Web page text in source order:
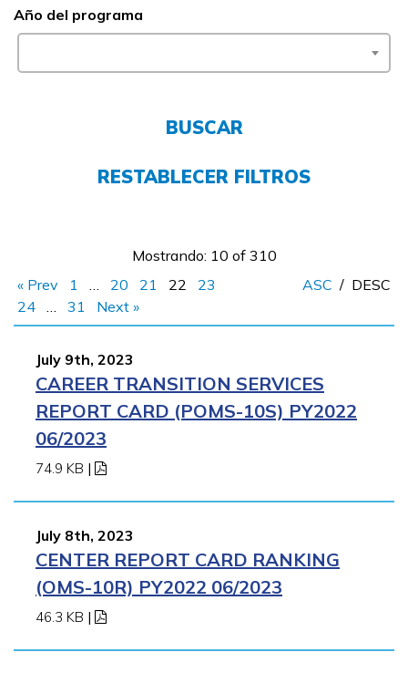
CONECTARSE
COMIENZA YA
Año del programa
BUSCAR
RESTABLECER FILTROS
Mostrando: 10 of 310
« Prev
1 … 20 21 22
23
24 … 31 Next »
ASC / DESC
July 9th, 2023
CAREER TRANSITION SERVICES
REPORT CARD (POMS-10S) PY2022
06/2023
74.9 KB |
July 8th, 2023
CENTER REPORT CARD RANKING
(OMS-10R) PY2022 06/2023
46.3 KB |